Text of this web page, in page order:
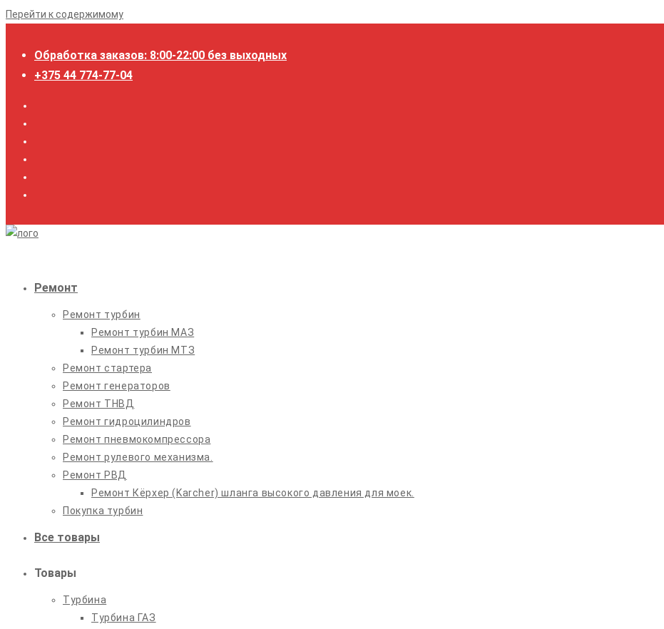
Перейти к содержимому
Обработка заказов: 8:00-22:00 без выходных
+375 44 774-77-04
Ремонт
Ремонт турбин
Ремонт турбин МАЗ
Ремонт турбин МТЗ
Ремонт стартера
Ремонт генераторов
Ремонт ТНВД
Ремонт гидроцилиндров
Ремонт пневмокомпрессора
Ремонт рулевого механизма.
Ремонт РВД
Ремонт Кёрхер (Karcher) шланга высокого давления для моек.
Покупка турбин
Все товары
Товары
Турбина
Турбина ГАЗ